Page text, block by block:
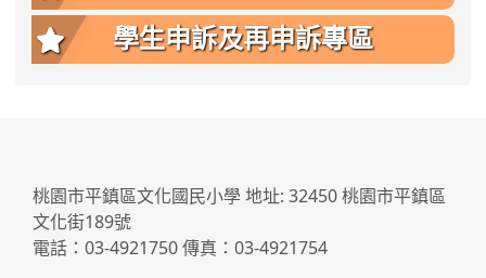
學生申訴及再申訴專區
桃園市平鎮區文化國民小學 地址: 32450 桃園市平鎮區
文化街189號
電話：03-4921750 傳真：03-4921754